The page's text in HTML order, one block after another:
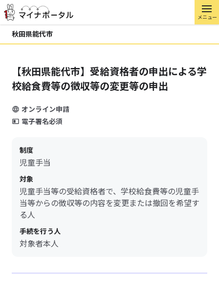
メニュー
秋田県能代市
【秋田県能代市】受給資格者の申出による学
校給食費等の徴収等の変更等の申出
オンライン申請
電子署名必須
制度
児童手当
対象
児童手当等の受給資格者で、学校給食費等の児童手
当等からの徴収等の内容を変更または撤回を希望す
る人
手続を行う人
対象者本人